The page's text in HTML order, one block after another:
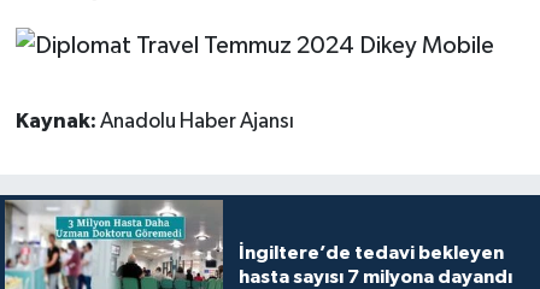
Kaynak: Anadolu Haber Ajansı
İngiltere’de tedavi bekleyen
hasta sayısı 7 milyona dayandı